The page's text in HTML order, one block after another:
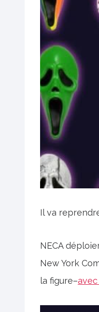
Il va
NECA
New York
la figure–avec